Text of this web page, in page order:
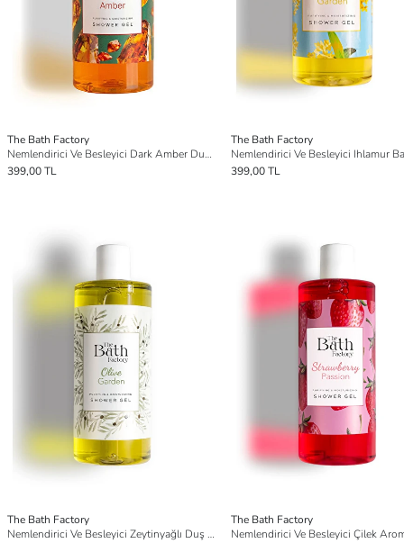
The Bath Factory
Nemlendirici Ve Besleyici Dark Amber Duş Jeli 400 ml
399,00 TL
The Bath Factory
399,00 TL
The Bath Factory
Nemlendirici Ve Besleyici Zeytinyağlı Duş Jeli 400 ml
The Bath Factory